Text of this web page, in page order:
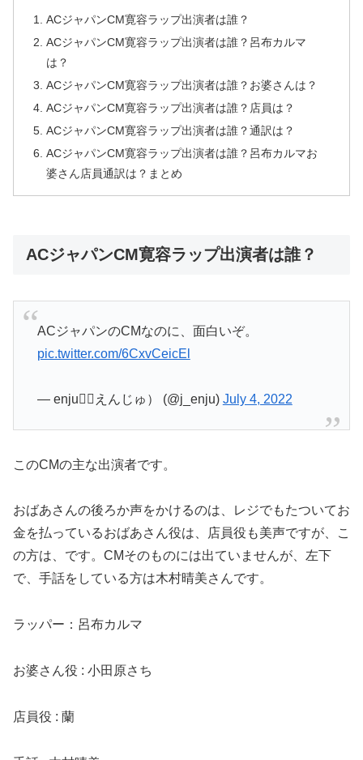
ACジャパンCM寛容ラップ出演者は誰？
ACジャパンCM寛容ラップ出演者は誰？呂布カルマ
は？
ACジャパンCM寛容ラップ出演者は誰？お婆さんは？
ACジャパンCM寛容ラップ出演者は誰？店員は？
ACジャパンCM寛容ラップ出演者は誰？通訳は？
ACジャパンCM寛容ラップ出演者は誰？呂布カルマお
婆さん店員通訳は？まとめ
ACジャパンCM寛容ラップ出演者は誰？
ACジャパンのCMなのに、面白いぞ。
pic.twitter.com/6CxvCeicEl
— enju（えんじゅ） (@j_enju) July 4, 2022
このCMの主な出演者です。
おばあさんの後ろか声をかけるのは、レジでもたついてお
金を払っているおばあさん役は、店員役も美声ですが、こ
の方は、です。CMそのものには出ていませんが、左下
で、手話をしている方は木村晴美さんです。
ラッパー：呂布カルマ
お婆さん役 : 小田原さち
店員役 : 蘭